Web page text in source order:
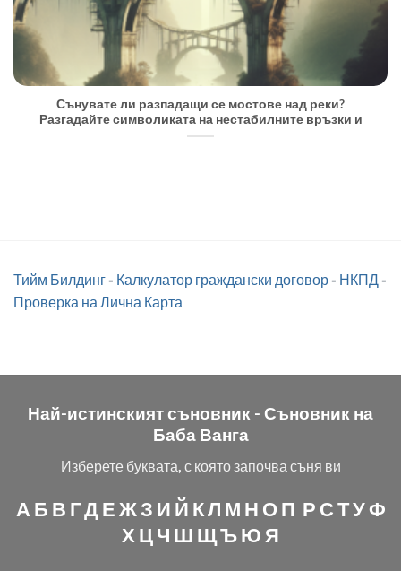
Сънувате ли разпадащи се мостове над реки?
Разгадайте символиката на нестабилните връзки и
Тийм Билдинг- Калкулатор граждански договор- НКПД-
Проверка на Лична Карта
Най-истинският съновник - Съновник на
Баба Ванга
Изберете буквата, с която започва съня ви
А Б В ГДЕЖЗ И Й КЛ М Н О П Р СТУФ
Х ЦЧ Ш ЩЪЮ Я